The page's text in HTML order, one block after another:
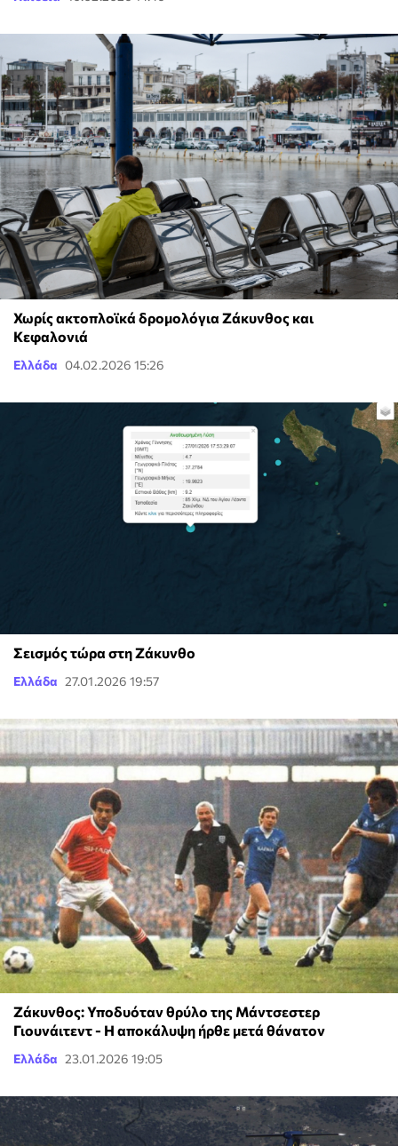
Χωρίς ακτοπλοϊκά δρομολόγια Ζάκυνθος και
Κεφαλονιά
Ελλάδα 04.02.2026 15:26
Σεισμός τώρα στη Ζάκυνθο
Ελλάδα 27.01.2026 19:57
Ζάκυνθος: Υποδυόταν θρύλο της Μάντσεστερ
Γιουνάιτεντ - Η αποκάλυψη ήρθε μετά θάνατον
Ελλάδα 23.01.2026 19:05